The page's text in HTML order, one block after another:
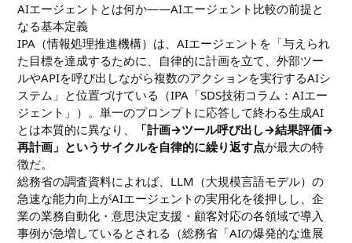
AIエージェントとは何か——AIエージェント比較の前提と
なる基本定義
IPA（情報処理推進機構）は、AIエージェントを「与えられ
た目標を達成するために、自律的に計画を立て、外部ツー
ルやAPIを呼び出しながら複数のアクションを実行するAIシ
ステム」と位置づけている（IPA「SDS技術コラム：AIエー
ジェント」）。単一のプロンプトに応答して終わる生成AI
とは本質的に異なり、
「計画→ツール呼び出し→結果評価→
再計画」というサイクルを自律的に繰り返す点が最大の特
徴だ。
総務省の調査資料によれば、LLM（大規模言語モデル）の
急速な能力向上がAIエージェントの実用化を後押しし、企
業の業務自動化・意思決定支援・顧客対応の各領域で導入
事例が急増しているとされる（総務省「AIの爆発的な進展